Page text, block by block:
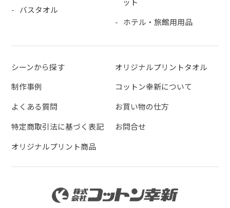
バスタオル
ホテル・旅館用用品
シーンから探す
オリジナルプリントタオル
制作事例
コットン幸新について
よくある質問
お買い物の仕方
特定商取引法に基づく表記
お問合せ
オリジナルプリント商品